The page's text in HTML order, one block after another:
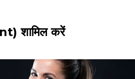
शामिल करें